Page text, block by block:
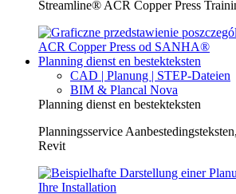
Streamline® ACR Copper Press
Planning dienst en bestekteksten
CAD | Planung | STEP-Dateien
BIM & Plancal Nova
Planning dienst en bestekteksten
Planningsservice
Revit